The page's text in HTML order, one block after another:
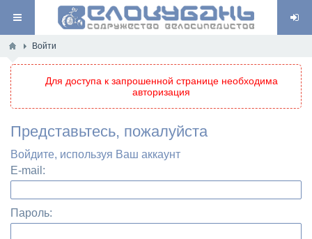
Войти
Для доступа к запрошенной странице необходима
авторизация
Представьтесь, пожалуйста
Войдите, используя Ваш аккаунт
E-mail:
Пароль: